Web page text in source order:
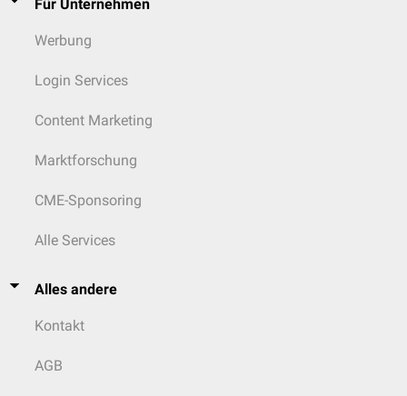
Für Unternehmen
Werbung
Login Services
Content Marketing
Marktforschung
CME-Sponsoring
Alle Services
Alles andere
Kontakt
AGB